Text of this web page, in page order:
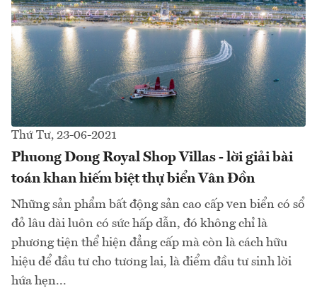
Thứ Tư, 23-06-2021
Phuong Dong Royal Shop Villas - lời giải bài
toán khan hiếm biệt thự biển Vân Đồn
Những sản phẩm bất động sản cao cấp ven biển có sổ
đỏ lâu dài luôn có sức hấp dẫn, đó không chỉ là
phương tiện thể hiện đẳng cấp mà còn là cách hữu
hiệu để đầu tư cho tương lai, là điểm đầu tư sinh lời
hứa hẹn...